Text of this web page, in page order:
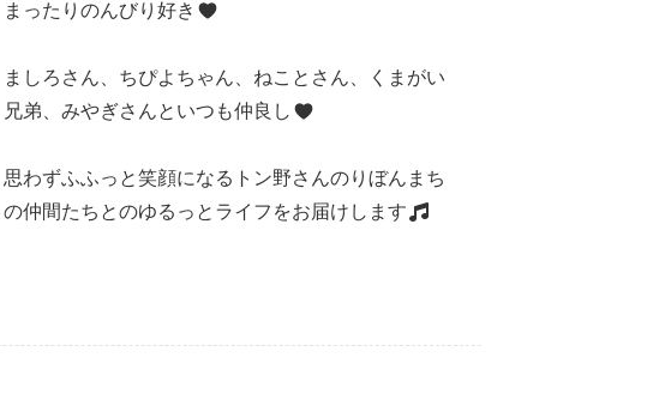
まったりのんびり好き
ましろさん、ちぴよちゃん、ねことさん、くまがい
兄弟、みやぎさんといつも仲良し
思わずふふっと笑顔になるトン野さんのりぼんまち
の仲間たちとのゆるっとライフをお届けします